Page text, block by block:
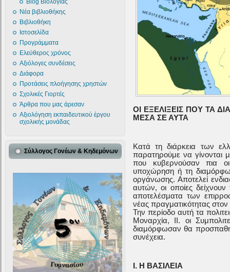
Blog Βιολογίας
Νέα βιβλιοθήκης
Βιβλιοθήκη
Ιστοσελίδα
Προγράμματα
Ελεύθερος χρόνος
Αξιόλογες συνδέσεις
Διάφορα
Προτάσεις πλοήγησης χρηστών
Σχολικές Γιορτές
Άρθρα που μας άρεσαν
Αξιολόγηση εκπαιδευτικού έργου
σχολικής μονάδας
Σύλλογος Γονέων & Κηδεμόνων
OI ΕΞΕΛΙΞΕΙΣ ΠΟΥ ΤΑ
ΜΕΣΑ ΣΕ ΑΥΤΑ
Κατά τη διάρκεια των
παρατηρούμε να γίνονται
που κυβερνούσαν πια
υποχώρηση ή τη
οργάνωσης. Αποτελεί
αυτών, οι οποίες
αποτελέσματα των
νέας πραγματικότητας στον
Την περίοδο αυτή τα
Μοναρχία, ΙΙ. οι
διαμόρφωσαν θα
συνέχεια.
Ι. Η ΒΑΣΙΛΕΙΑ